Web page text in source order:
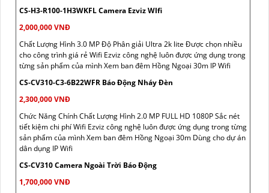
CS-H3-R100-1H3WKFL Camera Ezviz WIfi
2,000,000 VNĐ
Chất Lượng Hình 3.0 MP Độ Phân giải Ultra 2k lite Được chọn nhiều
cho công trình giá rẻ Wifi Ezviz công nghệ luôn được ứng dụng trong
từng sản phẩm của mình Xem ban đêm Hồng Ngoại 30m IP Wifi
CS-CV310-C3-6B22WFR Báo Động Nháy Đèn
2,300,000 VNĐ
Chức Năng Chính Chất Lượng Hình 2.0 MP FULL HD 1080P Sắc nét
tiết kiệm chi phí Wifi Ezviz công nghệ luôn được ứng dụng trong từng
sản phẩm của mình Xem ban đêm Hồng Ngoại 30m Dùng cho dự án
dân dụng IP Wifi
CS-CV310 Camera Ngoài Trời Báo Động
1,700,000 VNĐ